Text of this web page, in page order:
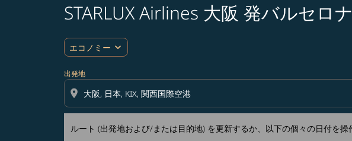
STARLUX Airlines 大阪 発バルセロ
エコノミー expand_more
出発地
location_on
ルート (出発地および/または目的地) を更新するか、以下の個々の日付を操
ルート (出発地および/または目的地) を更新するか、以下の個々の